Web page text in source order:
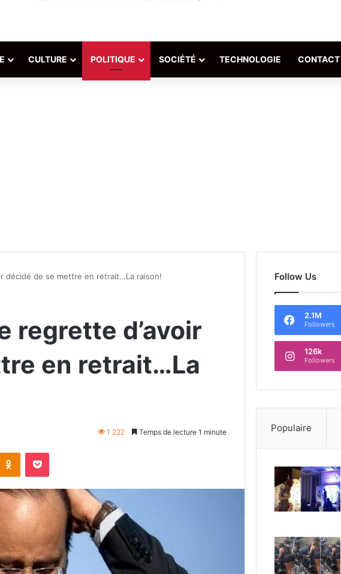
CULTURE POLITIQUE SOCIÉTÉ TECHNOLOGIE CONTACT
décidé de se mettre en retrait…La raison!
regrette d’avoir
en retrait…La
1 222 Temps de lecture 1 minute
Odnoklassniki
Pocket
Follow Us
2.1M
Followers
126k
Followers
Populaire